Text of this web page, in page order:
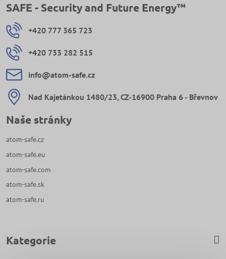
SAFE - Security and Future Energy™
+420 777 365 723
+420 733 282 515
info​@atom-safe​.cz
Nad Kajetánkou 1480/23, CZ-16900 Praha 6 - Břevnov
Naše stránky
atom-safe.cz
atom-safe.eu
atom-safe.com
atom-safe.sk
atom-safe.ru
Kategorie